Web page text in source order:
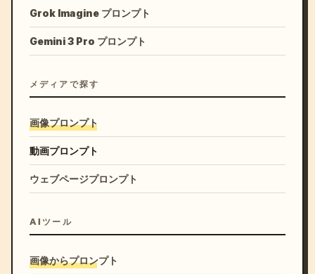
Grok Imagine プロンプト
Gemini 3 Pro プロンプト
メディアで探す
画像プロンプト
動画プロンプト
ウェブページプロンプト
AIツール
画像からプロンプト